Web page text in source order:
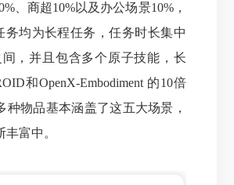
、商超10%以及办公场景10%，
务均为长程任务，任务时长集中
间，并且包含多个原子技能，长
和OpenX-Embodiment 的10倍
种物品基本涵盖了这五大场景，
富中。